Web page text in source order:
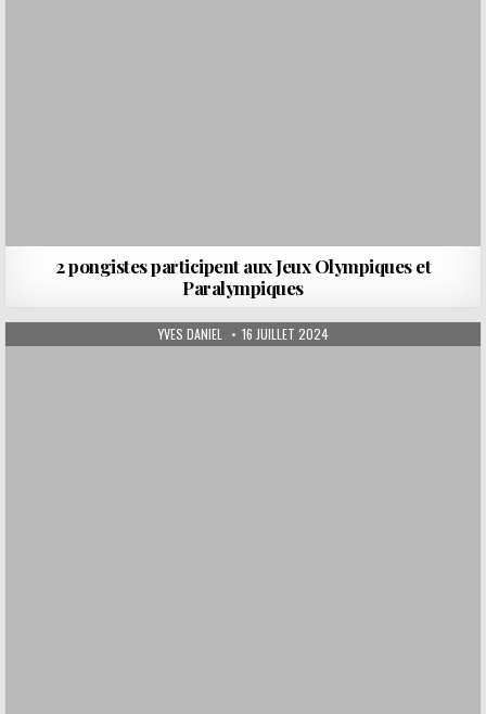
2 pongistes participent aux Jeux Olympiques et
Paralympiques
AUTHOR:
YVES DANIEL PUBLISHED DATE:
16 JUILLET 2024